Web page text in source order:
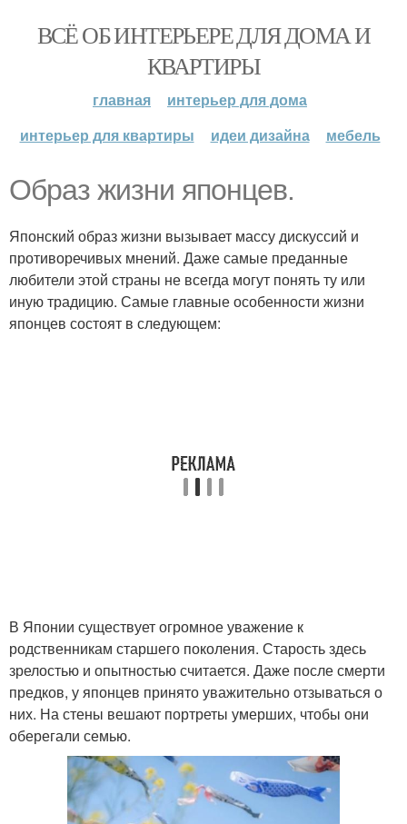
ВСЁ ОБ ИНТЕРЬЕРЕ ДЛЯ ДОМА И
КВАРТИРЫ
главная
интерьер для дома
интерьер для квартиры
идеи дизайна мебель
Образ жизни японцев.
Японский образ жизни вызывает массу дискуссий и
противоречивых мнений. Даже самые преданные
любители этой страны не всегда могут понять ту или
иную традицию. Самые главные особенности жизни
японцев состоят в следующем:
В Японии существует огромное уважение к
родственникам старшего поколения. Старость здесь
зрелостью и опытностью считается. Даже после смерти
предков, у японцев принято уважительно отзываться о
них. На стены вешают портреты умерших, чтобы они
оберегали семью.